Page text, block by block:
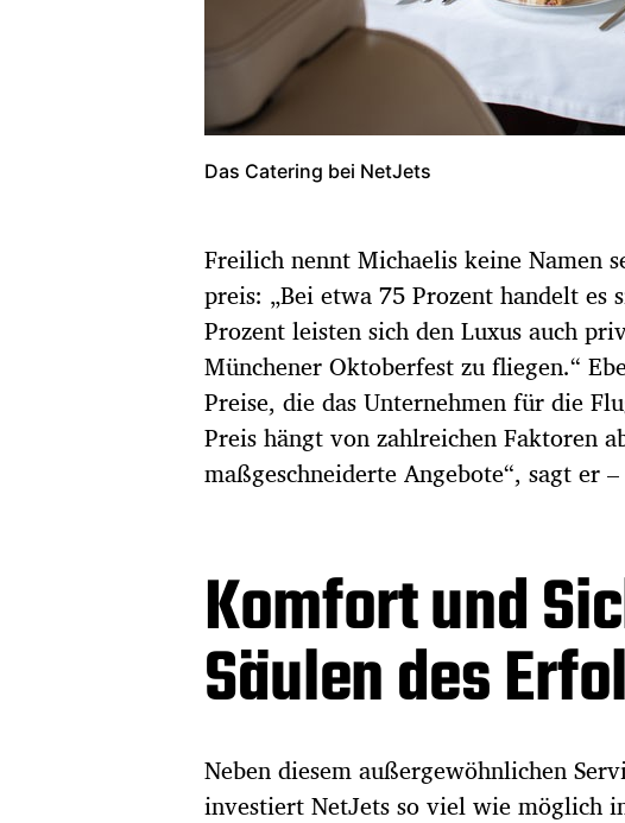
Das Catering bei NetJets
Freilich nennt Michaelis keine Namen
preis: „Bei etwa 75 Prozent handelt es
Prozent leisten sich den Luxus auch
Münchener Oktoberfest zu fliegen.“
Preise, die das Unternehmen für die
Preis hängt von zahlreichen Faktoren
maßgeschneiderte Angebote“, sagt er
Komfort und
Säulen des
Neben diesem außergewöhnlichen
investiert NetJets so viel wie möglich